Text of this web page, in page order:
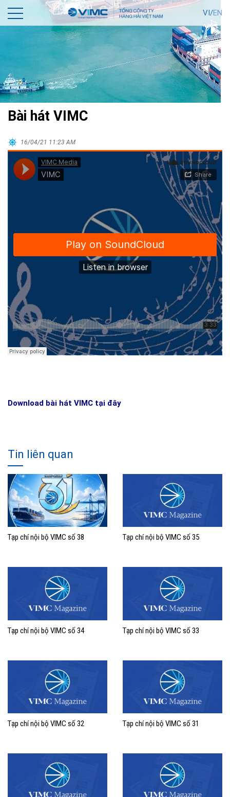
VI/EN
Bài hát VIMC
16/04/21 11:23 AM
Download bài hát VIMC tại đây
Tin liên quan
Tạp chí nội bộ VIMC số 38 Tạp chí nội bộ VIMC số 35
Tạp chí nội bộ VIMC số 34 Tạp chí nội bộ VIMC số 33
Tạp chí nội bộ VIMC số 32 Tạp chí nội bộ VIMC số 31